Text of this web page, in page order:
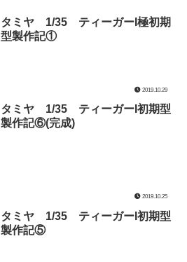
タミヤ 1/35 ティーガーI極初期
型製作記①
2019.10.29
タミヤ 1/35 ティーガーI初期型
製作記⑥(完成)
2019.10.25
タミヤ 1/35 ティーガーI初期型
製作記⑤